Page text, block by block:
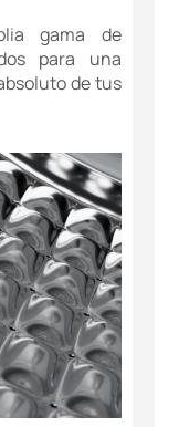
gama de
para una
de tus